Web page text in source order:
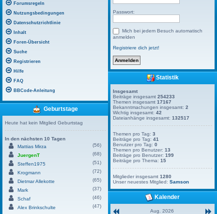
Forumsregeln
Nutzungsbedingungen
Datenschutzrichtlinie
Inhalt
Foren-Übersicht
Suche
Registrieren
Hilfe
FAQ
BBCode-Anleitung
Geburtstage
Heute hat kein Mitglied Geburtstag
In den nächsten 10 Tagen
Mattias Mirza
(56)
JuergenT
(68)
Steffen1975
(51)
Krogmann
(72)
Dietmar Allekotte
(65)
Mark
(37)
Schaf
(46)
Alex Brinkschulte
(47)
Passwort:
Mich bei jedem Besuch automatisch
anmelden
Registriere dich jetzt!
Statistik
Insgesamt
Beiträge insgesamt254233
Themen insgesamt17167
Bekanntmachungen insgesamt:2
Wichtig insgesamt:42
Dateianhänge insgesamt:132517
Themen pro Tag:3
Beiträge pro Tag:41
Benutzer pro Tag:0
Themen pro Benutzer:13
Beiträge pro Benutzer:199
Beiträge pro Thema:15
Mitglieder insgesamt1280
Unser neuestes Mitglied:Samson
Kalender
Aug. 2026